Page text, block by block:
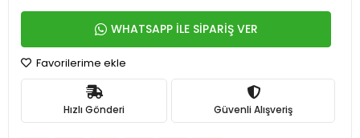
WHATSAPP İLE SİPARİŞ VER
Favorilerime ekle
Hızlı Gönderi Güvenli Alışveriş